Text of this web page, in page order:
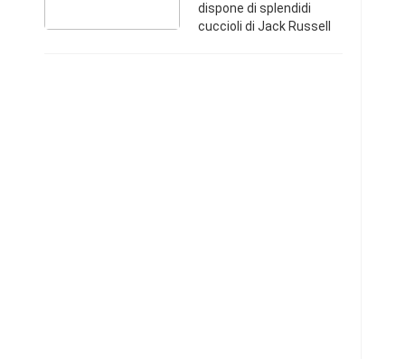
dispone di splendidi
cuccioli di Jack Russell